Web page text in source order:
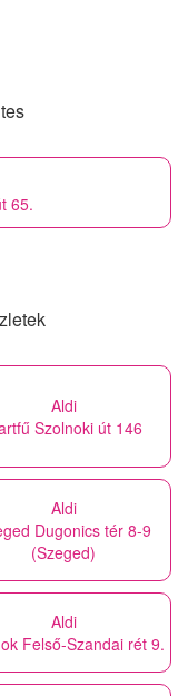
65.
Aldi
Szolnoki út 146
Aldi
Dugonics tér 8-9
(Szeged)
Aldi
Felső-Szandai rét 9.